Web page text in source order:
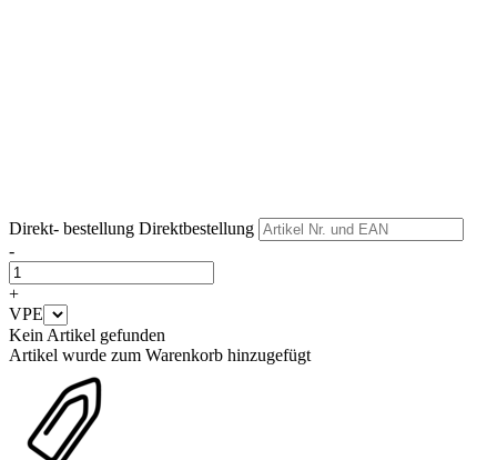
Direkt- bestellung Direktbestellung
-
+
VPE
Kein Artikel gefunden
Artikel wurde zum Warenkorb hinzugefügt